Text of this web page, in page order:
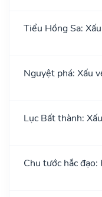
Tiểu Hồng Sa:
Nguyệt phá: Xấu
Lục Bất thành:
Chu tước hắc